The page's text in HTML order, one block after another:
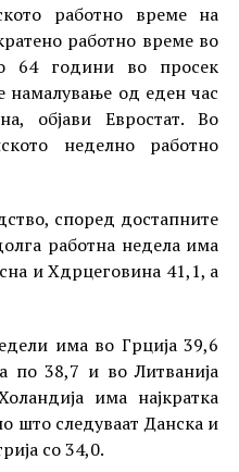
работно време на
работно време во
64 години во просек
намалување од еден час
објави Евростат. Во
неделно работно
според достапните
работна недела има
и Хдрцеговина 41,1, а
има во Грција 39,6
по 38,7 и во Литванија
има најкратка
што следуваат Данска и
со 34,0.